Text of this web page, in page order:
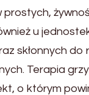
u
skłonnych do
Terapia
o którym